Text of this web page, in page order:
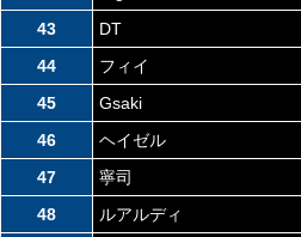
43
DT
44
フィイ
45
Gsaki
46
ヘイゼル
47
寧司
48
ルアルディ